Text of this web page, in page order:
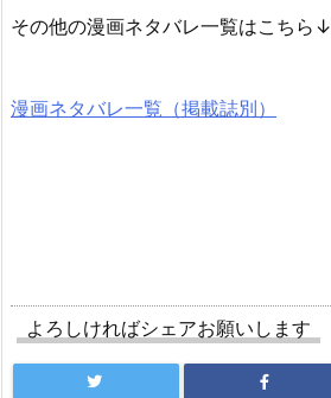
その他の漫画ネタバレ一覧はこちら↓
漫画ネタバレ一覧（掲載誌別）
よろしければシェアお願いします